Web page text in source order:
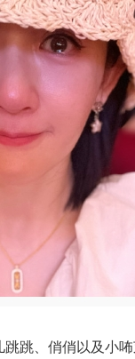
、俏俏以及小咘